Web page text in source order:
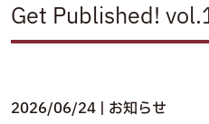
Get Published!
2026/06/24 | お知らせ